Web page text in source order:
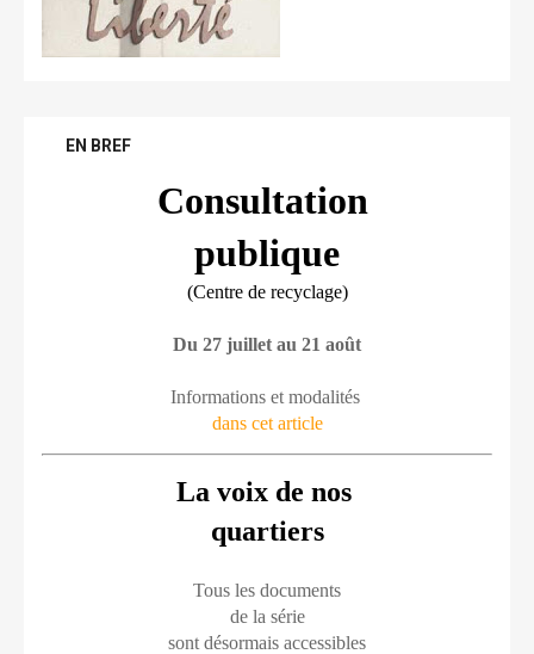
EN BREF
Consultation
publique
(Centre de recyclage)
Du 27 juillet au 21 août
Informations et modalités
dans cet article
La voix de nos
quartiers
Tous les documents
de la série
sont désormais accessibles